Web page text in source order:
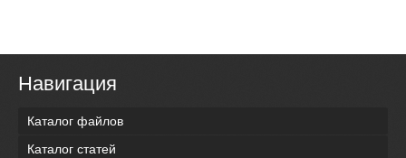
Навигация
Каталог файлов
Каталог статей